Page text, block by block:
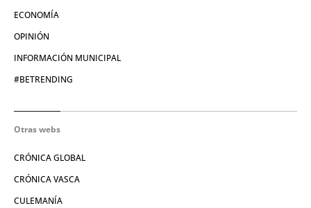
ECONOMÍA
OPINIÓN
INFORMACIÓN MUNICIPAL
#BETRENDING
Otras webs
CRÓNICA GLOBAL
CRÓNICA VASCA
CULEMANÍA